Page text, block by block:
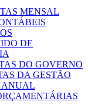
MENSAL
DE
DO GOVERNO
DA GESTÃO
ANUAL